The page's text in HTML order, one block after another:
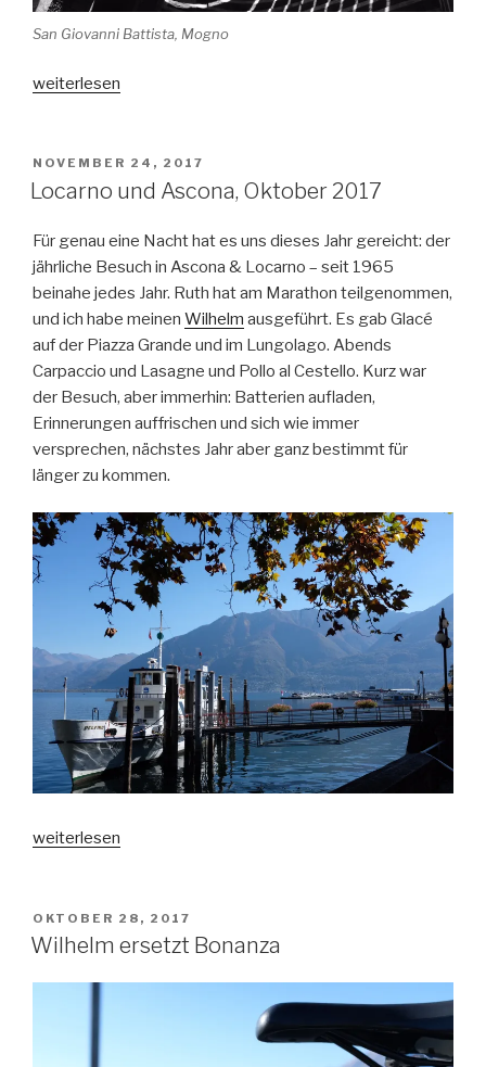
San Giovanni Battista, Mogno
„Mogno,
Battista
(Mario
weiterlesen
VERÖFFENTLICHT
AM
NOVEMBER 24, 2017
Locarno und Ascona, Oktober 2017
Für genau eine Nacht hat es uns dieses Jahr gereicht: der
jährliche Besuch in Ascona & Locarno – seit 1965
beinahe jedes Jahr. Ruth hat am Marathon teilgenommen,
und ich habe meinen Wilhelm ausgeführt. Es gab Glacé
auf der Piazza Grande und im Lungolago. Abends
Carpaccio und Lasagne und Pollo al Cestello. Kurz war
der Besuch, aber immerhin: Batterien aufladen,
Erinnerungen auffrischen und sich wie immer
versprechen, nächstes Jahr aber ganz bestimmt für
länger zu kommen.
„Locarno
Oktober
2017“
weiterlesen
VERÖFFENTLICHT
AM
OKTOBER 28, 2017
Wilhelm ersetzt Bonanza